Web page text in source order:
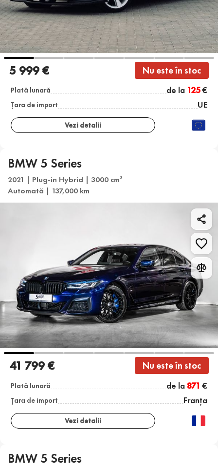
5 999 € Nu este în stoc
Plată lunară de la 125€
Țara de import UE
Vezi detalii
BMW 5 Series
2021 | Plug-in Hybrid | 3000 cm3
Automată | 137,000 km
41 799 € Nu este în stoc
Plată lunară de la 871 €
Țara de import Franța
Vezi detalii
BMW 5 Series